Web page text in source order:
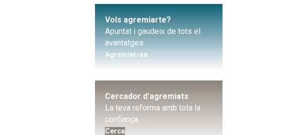
Vols agremiarte?
Apuntat i gaudeix de tots el
avantatges
Agremiar-se
Cercador d'agremiats
La teva reforma amb tota la
confiança
Cerca